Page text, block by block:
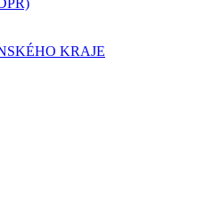
KRAJE